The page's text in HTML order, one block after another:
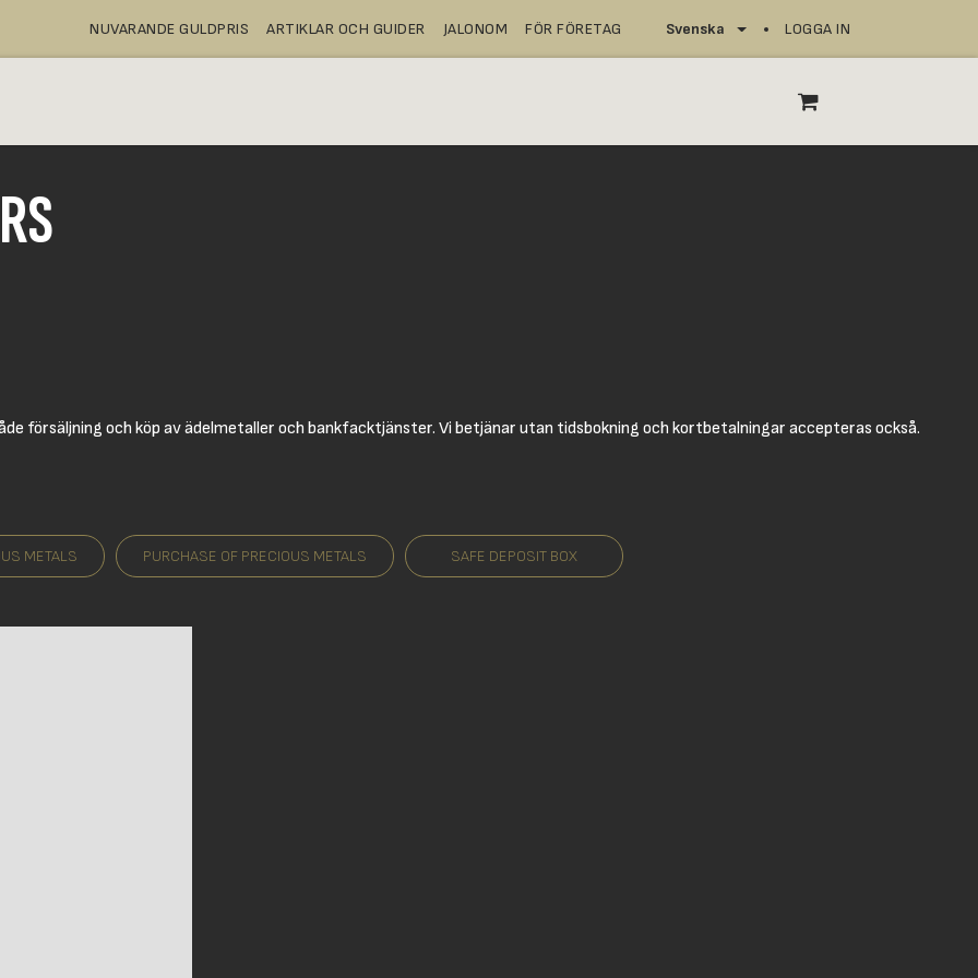
NUVARANDE GULDPRIS ARTIKLAR OCH GUIDER JALONOM FÖR FÖRETAG Svenska LOGGA IN
försäljning och köp av ädelmetaller och bankfacktjänster. Vi betjänar utan tidsbokning och kortbetalningar accepteras också.​
METALS PURCHASE OF PRECIOUS METALS SAFE DEPOSIT BOX